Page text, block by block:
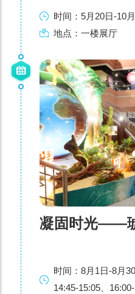
时间：5月20日-10
地点：一楼展厅
凝固时光——
时间：8月1日-8月
14:45-15:05、